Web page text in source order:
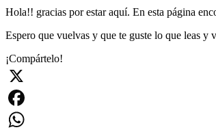
Hola!! gracias por estar aquí. En esta página
Espero que vuelvas y que te guste lo que leas y
¡Compártelo!
X
Facebook